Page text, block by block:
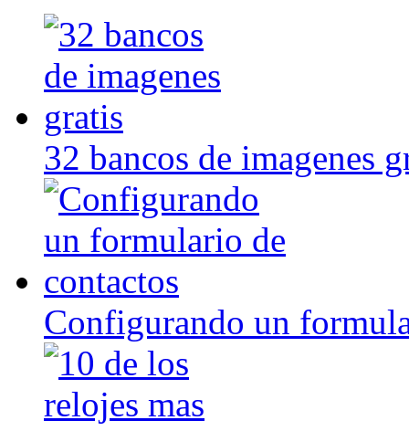
32 bancos de imagenes
Configurando un